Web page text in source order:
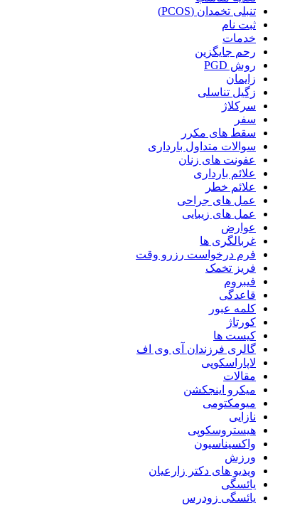
تنبلی تخمدان (PCOS)
ثبت نام
خدمات
رحم جایگزین
روش PGD
زایمان
زگیل تناسلی
سرکلاژ
سفر
سقط های مکرر
سوالات متداول بارداری
عفونت های زنان
علائم بارداری
علائم خطر
عمل های جراحی
عمل های زیبایی
عوارض
غربالگری ها
فرم درخواست رزرو وقت
فریز تخمک
فیبروم
قاعدگی
کلمه عبور
کورتاژ
کیست ها
گالری فرزندان آی وی اف
لاپاراسکوپی
مقالات
میکرو اینجکشن
میومکتومی
نازایی
هیستروسکوپی
واکسیناسیون
ورزش
ویدیو های دکتر زارعیان
یائسگی
یائسگی زودرس